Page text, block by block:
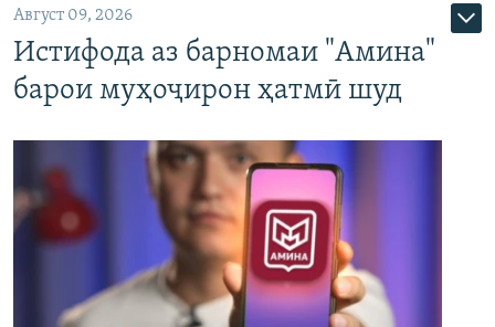
Август 09, 2026
Истифода аз барномаи "Амина"
барои муҳоҷирон ҳатмӣ шуд